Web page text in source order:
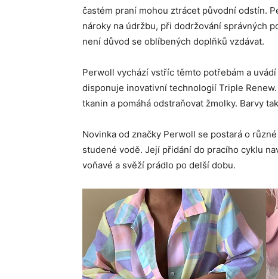
častém praní mohou ztrácet původní odstín.
nároky na údržbu, při dodržování správných
není důvod se oblíbených doplňků vzdávat.
Perwoll vychází vstříc těmto potřebám a
disponuje inovativní technologií Triple
tkanin a pomáhá odstraňovat žmolky. Barvy
Novinka od značky Perwoll se postará o
studené vodě. Její přidání do pracího cyklu
voňavé a svěží prádlo po delší dobu.